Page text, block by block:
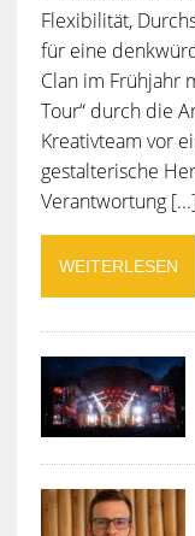
Flexibilität,
für eine
Clan im Frühjahr
Tour“ durch die
Kreativteam vor
gestalterische
Verantwortung [...]
WEITERLESEN